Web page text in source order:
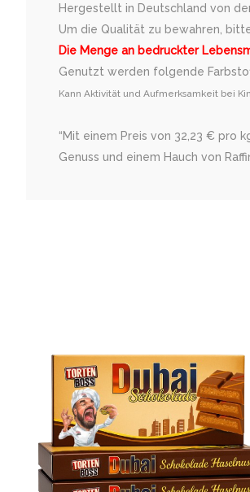
Hergestellt in Deutschland von
Um die Qualität zu bewahren,
Die Menge an bedruckter
Genutzt werden folgende
Kann Aktivität und Aufmerksamkeit bei
“Mit einem Preis von 32,23 € pro
Genuss und einem Hauch von